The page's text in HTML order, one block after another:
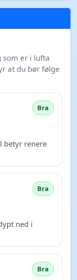
som er i lufta
at du bør følge
Bra
betyr renere
Bra
ned i
Bra